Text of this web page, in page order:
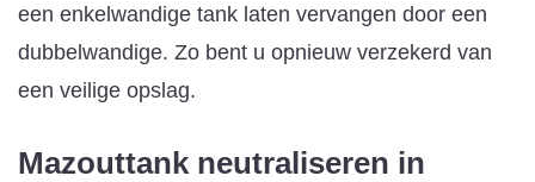
een enkelwandige tank laten vervangen door een
dubbelwandige. Zo bent u opnieuw verzekerd van
een veilige opslag.
Mazouttank neutraliseren in